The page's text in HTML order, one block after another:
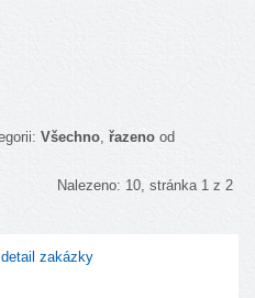
Všechno řazeno od
Nalezeno: 10, stránka 1 z 2